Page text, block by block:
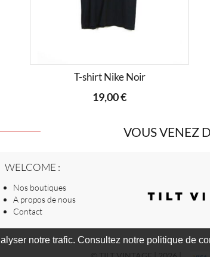
notre trafic. Consultez notre politique de
T-shirt Nike Noir
19,00 €
VOUS VENEZ
WELCOME :
Nos boutiques
A propos de nous
Contact